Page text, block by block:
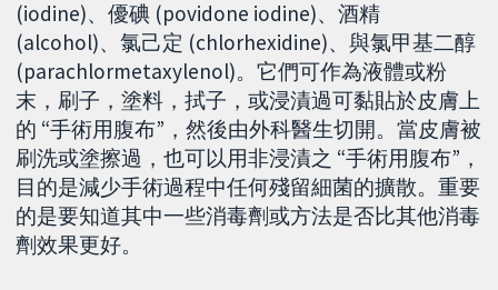
(iodine)、優碘 (povidone iodine)、酒精
(alcohol)、氯己定 (chlorhexidine)、與氯甲基二醇
(parachlormetaxylenol)。它們可作為液體或粉
末，刷子，塗料，拭子，或浸漬過可黏貼於皮膚上
的 “手術用腹布”，然後由外科醫生切開。當皮膚被
刷洗或塗擦過，也可以用非浸漬之 “手術用腹布”，
目的是減少手術過程中任何殘留細菌的擴散。重要
的是要知道其中一些消毒劑或方法是否比其他消毒
劑效果更好。